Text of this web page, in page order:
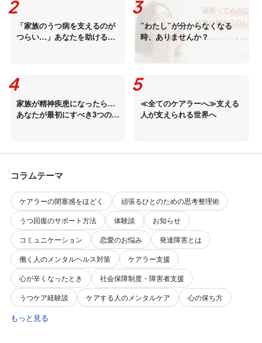
「家族のうつ病を支えるのが
つらい…」あなたを助ける無
”わたし”が分からなくなる
時、ありませんか？
家族が精神疾患になったら…
あなたが最初にすべき3つのこ
≪全てのケアラーへ≫支える
人が支えられる世界へ
コラムテーマ
ケアラーの閉塞感をほどく
頑張るひとのための思考整理術
うつ回復のサポート方法
体験談
お知らせ
コミュニケーション
恋愛のお悩み
発達障害とは
働く人のメンタルヘルス対策
ケアラー支援
心が辛くなったとき
社会保障制度・障害者支援
うつケア経験談
ケアする人のメンタルケア 心の保ち方
もっと見る